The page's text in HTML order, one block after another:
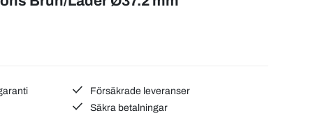
Försäkrade leveranser
Säkra betalningar